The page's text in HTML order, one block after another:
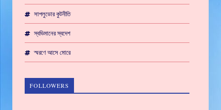
সাপলুডোর কুটনীতি
স্বভিমানের স্বদেশ
স্মরণে আসে মোরে
FOLLOWERS